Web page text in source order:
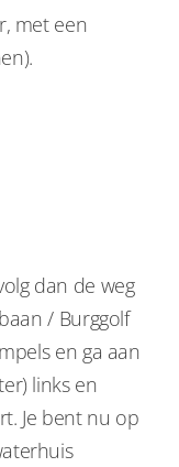
met een
dan de weg
/ Burggolf
en ga aan
links en
Je bent nu op